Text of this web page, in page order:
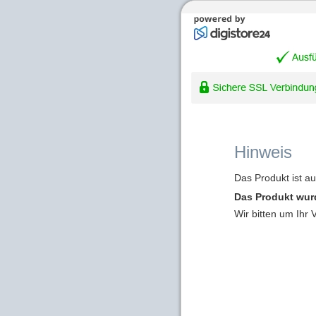
Hinweis
Das Produkt ist
Das Produkt
Wir bitten um Ihr